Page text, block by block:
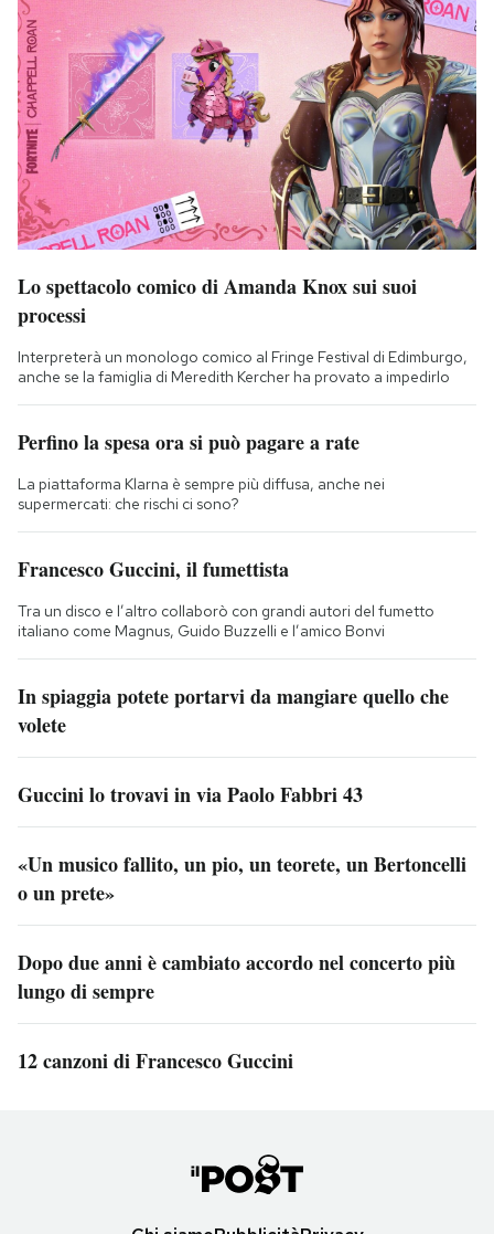
Lo spettacolo comico di Amanda Knox sui suoi
processi
Interpreterà un monologo comico al Fringe Festival di Edimburgo,
anche se la famiglia di Meredith Kercher ha provato a impedirlo
Perfino la spesa ora si può pagare a rate
La piattaforma Klarna è sempre più diffusa, anche nei
supermercati: che rischi ci sono?
Francesco Guccini, il fumettista
Tra un disco e l’altro collaborò con grandi autori del fumetto
italiano come Magnus, Guido Buzzelli e l’amico Bonvi
In spiaggia potete portarvi da mangiare quello che
volete
Guccini lo trovavi in via Paolo Fabbri 43
«Un musico fallito, un pio, un teorete, un Bertoncelli
o un prete»
Dopo due anni è cambiato accordo nel concerto più
lungo di sempre
12 canzoni di Francesco Guccini